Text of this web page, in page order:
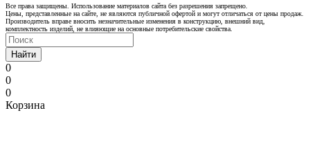
Все права защищены. Использование материалов сайта без разрешения запрещено.
Цены, представленные на сайте, не являются публичной офертой и могут отличаться от цены продаж.
Производитель вправе вносить незначительные изменения в конструкцию, внешний вид,
комплектность изделий, не влияющие на основные потребительские свойства.
Найти
0
0
0
Корзина